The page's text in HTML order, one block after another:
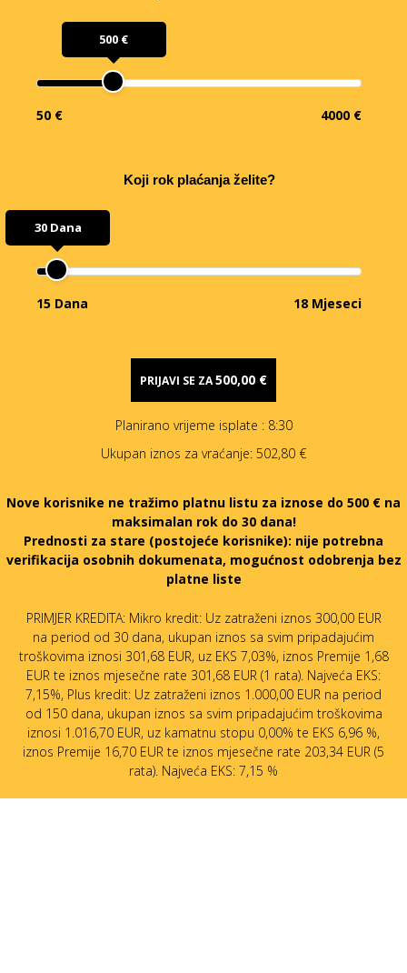
500 €
50 € 4000 €
Koji rok plaćanja želite?
30 Dana
15 Dana 18 Mjeseci
PRIJAVI SE ZA500,00 €
Planirano vrijeme isplate : 8:30
Ukupan iznos za vraćanje: 502,80 €
Nove korisnike ne tražimo platnu listu za iznose do 500 € na
maksimalan rok do 30 dana!
Prednosti za stare (postojeće korisnike): nije potrebna
verifikacija osobnih dokumenata, mogućnost odobrenja bez
platne liste
PRIMJER KREDITA: Mikro kredit: Uz zatraženi iznos 300,00 EUR
na period od 30 dana, ukupan iznos sa svim pripadajućim
troškovima iznosi 301,68 EUR, uz EKS 7,03%, iznos Premije 1,68
EUR te iznos mjesečne rate 301,68 EUR (1 rata). Najveća EKS:
7,15%, Plus kredit: Uz zatraženi iznos 1.000,00 EUR na period
od 150 dana, ukupan iznos sa svim pripadajućim troškovima
iznosi 1.016,70 EUR, uz kamatnu stopu 0,00% te EKS 6,96 %,
iznos Premije 16,70 EUR te iznos mjesečne rate 203,34 EUR (5
rata). Najveća EKS: 7,15 %